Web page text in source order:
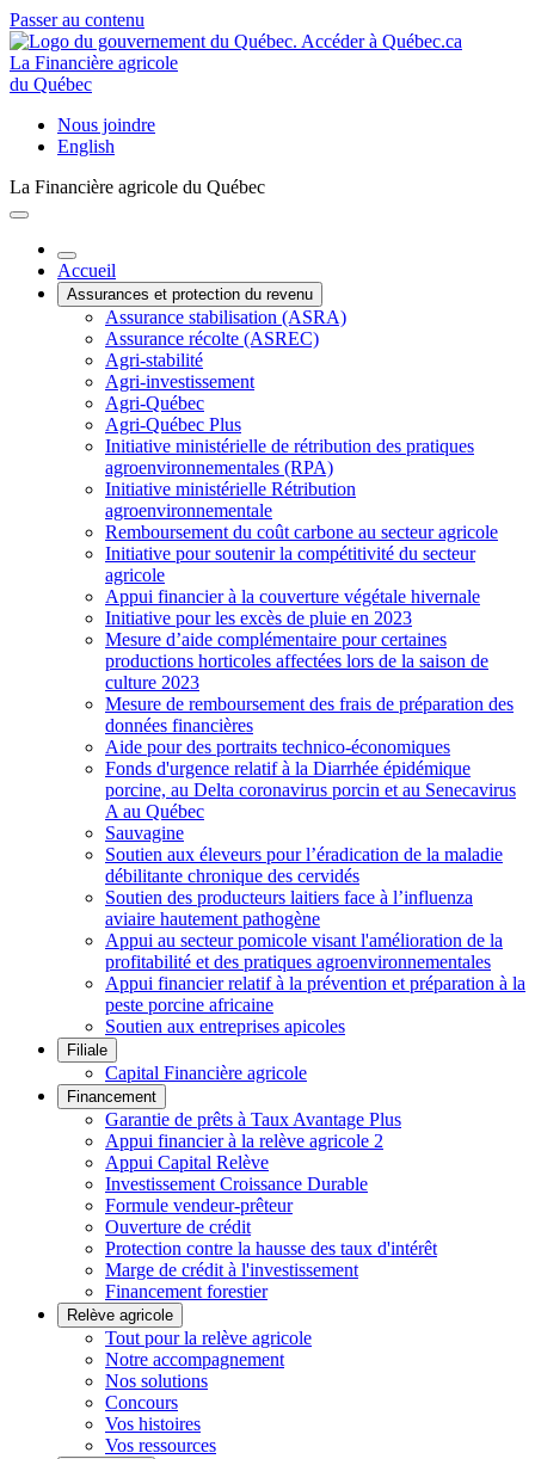
Passer au contenu
La Financière agricole
du Québec
Nous joindre
English
La Financière agricole du Québec
Accueil
Assurances et protection du revenu
Assurance stabilisation (ASRA)
Assurance récolte (ASREC)
Agri-stabilité
Agri-investissement
Agri-Québec
Agri-Québec Plus
Initiative ministérielle de rétribution des pratiques
agroenvironnementales (RPA)
Initiative ministérielle Rétribution
agroenvironnementale
Remboursement du coût carbone au secteur agricole
Initiative pour soutenir la compétitivité du secteur
agricole
Appui financier à la couverture végétale hivernale
Initiative pour les excès de pluie en 2023
Mesure d’aide complémentaire pour certaines
productions horticoles affectées lors de la saison de
culture 2023
Mesure de remboursement des frais de préparation des
données financières
Aide pour des portraits technico-économiques
Fonds d'urgence relatif à la Diarrhée épidémique
porcine, au Delta coronavirus porcin et au Senecavirus
A au Québec
Sauvagine
Soutien aux éleveurs pour l’éradication de la maladie
débilitante chronique des cervidés
Soutien des producteurs laitiers face à l’influenza
aviaire hautement pathogène
Appui au secteur pomicole visant l'amélioration de la
profitabilité et des pratiques agroenvironnementales
Appui financier relatif à la prévention et préparation à la
peste porcine africaine
Soutien aux entreprises apicoles
Filiale
Capital Financière agricole
Financement
Garantie de prêts à Taux Avantage Plus
Appui financier à la relève agricole 2
Appui Capital Relève
Investissement Croissance Durable
Formule vendeur-prêteur
Ouverture de crédit
Protection contre la hausse des taux d'intérêt
Marge de crédit à l'investissement
Financement forestier
Relève agricole
Tout pour la relève agricole
Notre accompagnement
Nos solutions
Concours
Vos histoires
Vos ressources